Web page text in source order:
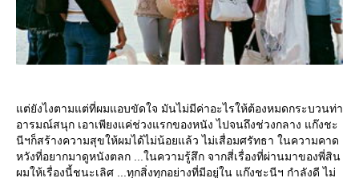
ต่ยังไงตามแต่ที่ผมแอบขัดใจ มันไม่มีค่าอะไรให้ต้องหมดกระบวนท่า
อารมณ์สนุก เอาเพียงแค่ช่วงแรกของหนัง ไปจนถึงช่วงกลาง แก๊งชะ
นีฯก็สร้างความสุขให้ผมได้ไม่น้อยแล้ว ไม่เสื่อมศรัทธา ในความคาด
หวังที่อยากมาดูหนังตลก ...ในความรู้สึก จากสี่เรื่องที่ผ่านมาของพี่สิน
ผมให้เรื่องนี้ชนะเลิศ ...ทุกสิ่งทุกอย่างที่มีอยู่ใน แก๊งชะนีฯ กำลังดี ไม่